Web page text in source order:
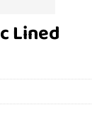
Lined